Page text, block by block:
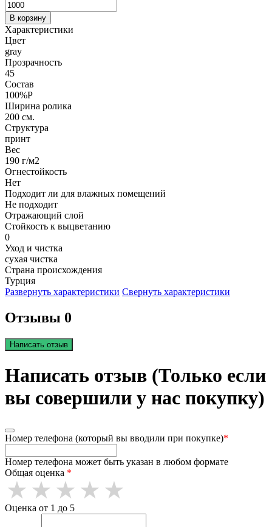
В корзину
Характеристики
Цвет
gray
Прозрачность
45
Состав
100%P
Ширина ролика
200 см.
Структура
принт
Вес
190 г/м2
Огнестойкость
Нет
Подходит ли для влажных помещений
Не подходит
Отражающий слой
Стойкость к выцветанию
0
Уход и чистка
сухая чистка
Страна происхождения
Турция
Развернуть характеристики Свернуть характеристики
Отзывы 0
Написать отзыв
Написать отзыв (Только если
вы совершили у нас покупку)
Номер телефона (который вы вводили при покупке)*
Номер телефона может быть указан в любом формате
Общая оценка *
Оценка от 1 до 5